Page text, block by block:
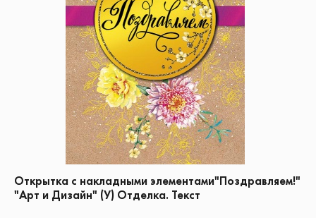
Открытка с накладными элементами"Поздравляем!"
"Арт и Дизайн" (У) Отделка. Текст